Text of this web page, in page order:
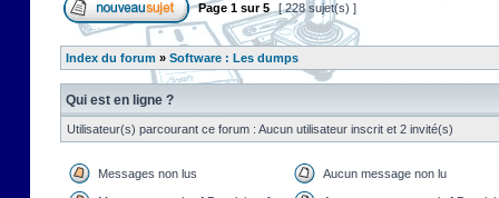
Page 1 sur5 [ 228 sujet(s) ]
Index du forum » Software : Les dumps
Qui est en ligne ?
Utilisateur(s) parcourant ce forum : Aucun utilisateur inscrit et 2 invité(s)
Messages non lus Aucun message non lu